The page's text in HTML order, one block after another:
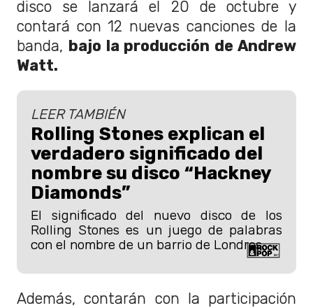
disco se lanzará el 20 de octubre y
contará con 12 nuevas canciones de la
banda, bajo la producción de Andrew
Watt.
LEER TAMBIÉN
Rolling Stones explican el
verdadero significado del
nombre su disco “Hackney
Diamonds”
El significado del nuevo disco de los
Rolling Stones es un juego de palabras
con el nombre de un barrio de Londres.
Además, contarán con la participación